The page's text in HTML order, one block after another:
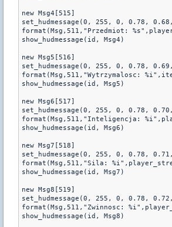
new Msg4[515]
set_hudmessage(0, 255, 0, 0.78,
format(Msg,511,"Przedmiot:
show_hudmessage(id, Msg4)
new Msg5[516]
set_hudmessage(0, 255, 0, 0.78,
format(Msg,511,"Wytrzymalosc:
show_hudmessage(id, Msg5)
new Msg6[517]
set_hudmessage(0, 255, 0, 0.78,
format(Msg,511,"Inteligencja:
show_hudmessage(id, Msg6)
new Msg7[518]
set_hudmessage(0, 255, 0, 0.78,
format(Msg,511,"Sila:
show_hudmessage(id, Msg7)
new Msg8[519]
set_hudmessage(0, 255, 0, 0.78,
format(Msg,511,"Zwinnosc:
show_hudmessage(id, Msg8)